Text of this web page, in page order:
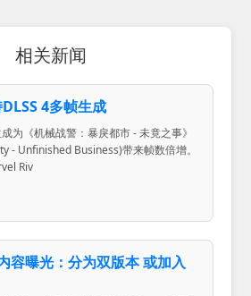
相关新闻
4多帧生成
为《机械战警：暴戾都市 - 未竟之事》
- Unfinished Business)带来帧数倍增。
Riv
容曝光：分为双版本 或加入